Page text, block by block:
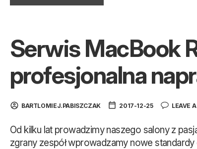
Serwis MacBook
profesjonalna
BARTLOMIEJ.PABISZCZAK 2017-12-25 LEAVE
Od kilku lat prowadzimy naszego salony z
zgrany zespół wprowadzamy nowe